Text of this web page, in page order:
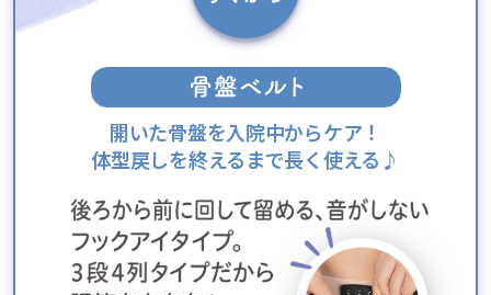
開いた骨盤を入院中からケア！
体型戻しを終えるまで長く使える♪